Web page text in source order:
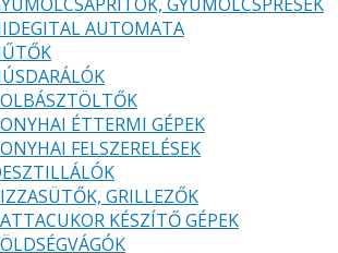
AUTOMATA
ÉTTERMI GÉPEK
FELSZERELÉSEK
GRILLEZŐK
KÉSZÍTŐ GÉPEK